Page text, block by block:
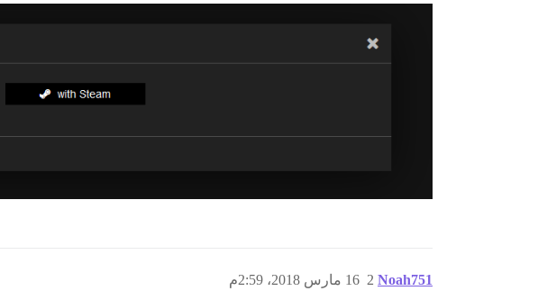
Noah751 16 مارس 2018، 2:59م 2